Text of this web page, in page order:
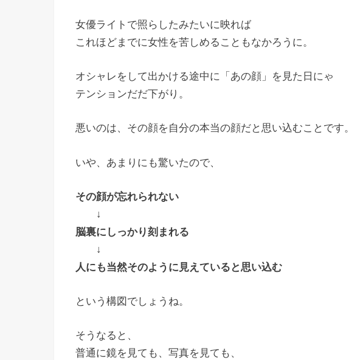
女優ライトで照らしたみたいに映れば
これほどまでに女性を苦しめることもなかろうに。
オシャレをして出かける途中に「あの顔」を見た日にゃ
テンションだだ下がり。
悪いのは、その顔を自分の本当の顔だと思い込むことです。
いや、あまりにも驚いたので、
その顔が忘れられない
↓
脳裏にしっかり刻まれる
↓
人にも当然そのように見えていると思い込む
という構図でしょうね。
そうなると、
普通に鏡を見ても、写真を見ても、